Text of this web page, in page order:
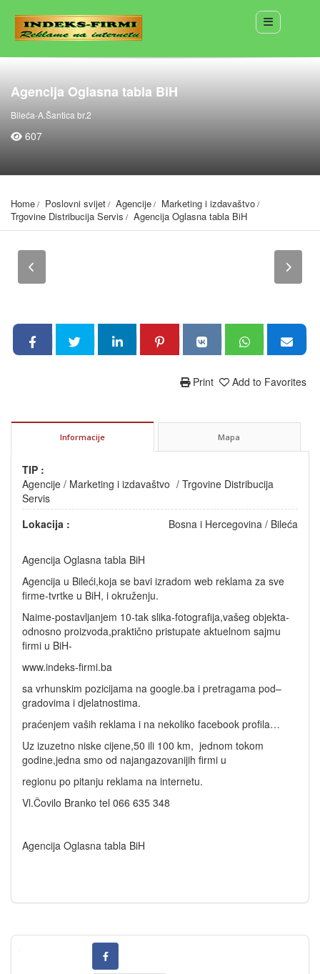
Agencija Oglasna tabla BiH
Bileća-A.Šantica br.2
607
Home Poslovni svijet Agencije
Marketing i izdavaštvo
Trgovine Distribucija Servis
Agencija Oglasna tabla BiH
Add to Favorites
Print
Informacije Mapa
TIP :
Agencije / Marketing i izdavaštvo / Trgovine Distribucija
Servis
Lokacija :
Bosna i Hercegovina / Bileća
Agencija Oglasna tabla BiH
Agencija u Bileći,koja se bavi izradom web reklama za sve
firme-tvrtke u BiH, i okruženju.
Naime-postavljanjem 10-tak slika-fotografija,vašeg objekta-
odnosno proizvoda,praktično pristupate aktuelnom sajmu
firmi u BiH-
www.indeks-firmi.ba
sa vrhunskim pozicijama na google.ba i pretragama pod–
gradovima i djelatnostima.
praćenjem vaših reklama i na nekoliko facebook profila…
Uz izuzetno niske cijene,50 ili 100 km, jednom tokom
godine,jedna smo od najangazovanijih firmi u
regionu po pitanju reklama na internetu.
Vl.Čovilo Branko tel 066 635 348
Agencija Oglasna tabla BiH